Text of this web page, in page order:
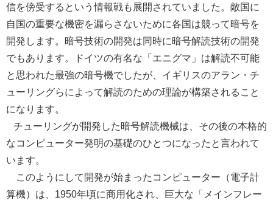
信を傍受するという情報戦も展開されていました。敵国に
自国の重要な機密を漏らさないために各国は競って暗号を
開発します。暗号技術の開発は同時に暗号解読技術の開発
でもあります。ドイツの有名な「エニグマ」は解読不可能
と思われた最強の暗号機でしたが、イギリスのアラン・チ
ューリングらによって解読のための理論が構築されること
になります。
チューリングが開発した暗号解読機械は、その後の本格的
なコンピューター発明の基礎のひとつになったと言われて
います。
このようにして開発が始まったコンピューター（電子計
算機）は、1950年頃に商用化され、巨大な「メインフレー